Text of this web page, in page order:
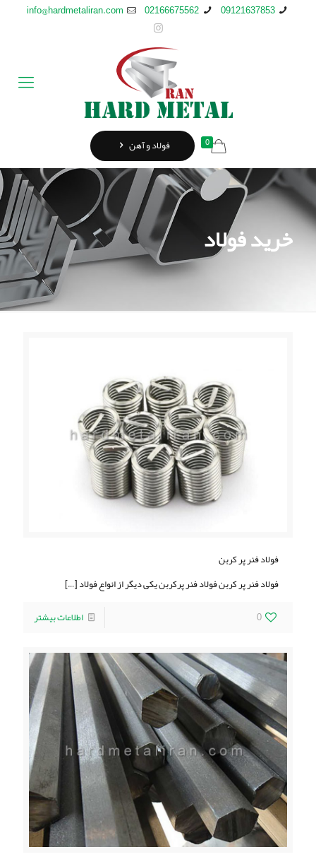
09121637853
02166675562
info@hardmetaliran.com
0 فولاد و آهن
خرید فولاد
فولاد فنر پر کربن
فولاد فنر پر کربن فولاد فنر پرکربن یکی دیگر از انواع فولاد[…]
0
اطلاعات بیشتر